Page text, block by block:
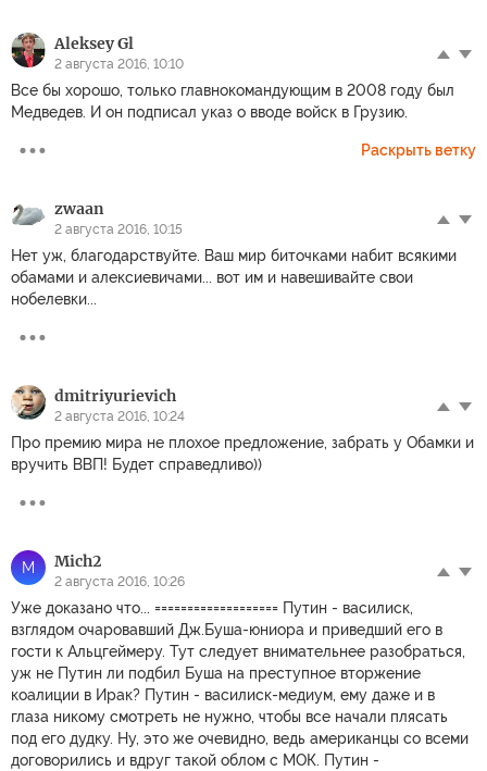
Aleksey Gl
2 августа 2016, 10:10
Все бы хорошо, только главнокомандующим в 2008 году был
Медведев. И он подписал указ о вводе войск в Грузию.
Раскрыть ветку
zwaan
2 августа 2016, 10:15
Нет уж, благодарствуйте. Ваш мир биточками набит всякими
обамами и алексиевичами... вот им и навешивайте свои
нобелевки...
dmitriyurievich
2 августа 2016, 10:24
Про премию мира не плохое предложение, забрать у Обамки и
вручить ВВП! Будет справедливо))
M Mich2
2 августа 2016, 10:26
Уже доказано что... =================== Путин - василиск,
взглядом очаровавший Дж.Буша-юниора и приведший его в
гости к Альцгеймеру. Тут следует внимательнее разобраться,
уж не Путин ли подбил Буша на преступное вторжение
коалиции в Ирак? Путин - василиск-медиум, ему даже и в
глаза никому смотреть не нужно, чтобы все начали плясать
под его дудку. Ну, это же очевидно, ведь американцы со всеми
договорились и вдруг такой облом с МОК. Путин -